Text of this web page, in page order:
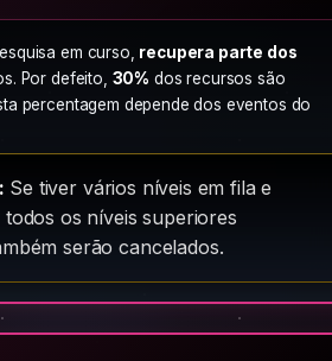
em curso, recupera parte dos
Por defeito, 30% dos recursos são
percentagem depende dos eventos do
Se tiver vários níveis em fila e
os níveis superiores
serão cancelados.